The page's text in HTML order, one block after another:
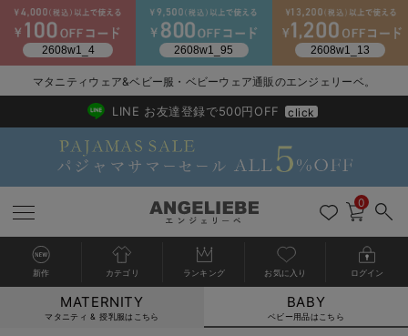
戻る
戻る
戻る
戻る
戻る
戻る
戻る
戻る
戻る
戻る
戻る
戻る
戻る
戻る
戻る
戻る
戻る
戻る
戻る
戻る
戻る
マタニティウェア&ベビー服・ベビーウェア通販のエンジェリーベ。
2026/NewArrival
送料495円(一部地域を除く) 7,700円以上で送料無料
LINE お友達登録で500円OFF click
0
新作 カテゴリ ランキング お気に入り ログイン
MATERNITY
マタニティ & 授乳服はこちら
BABY
ベビー用品はこちら
カートに入れる